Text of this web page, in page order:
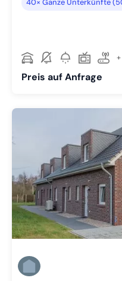
40× Ganze Unterkünfte
Preis auf Anfrage